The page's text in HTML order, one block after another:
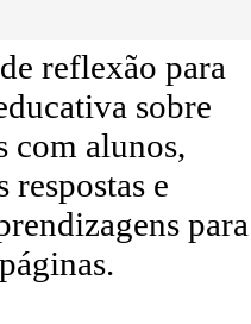
reflexão para
sobre
com alunos,
respostas e
para